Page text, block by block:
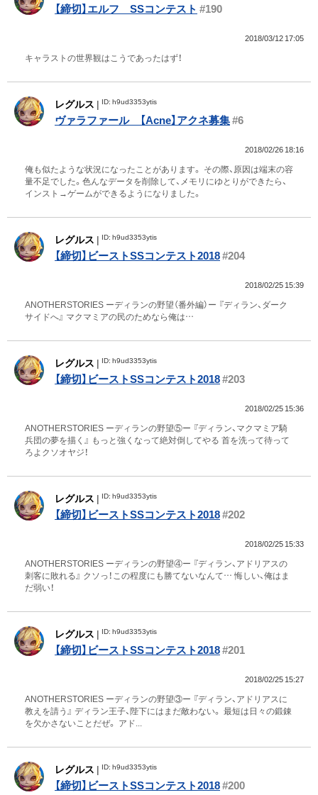
【締切】エルフ SSコンテスト #190
2018/03/12 17:05
キャラストの世界観はこうであったはず！
レグルス | ID: h9ud3353ytis
ヴァラファール 【Acne】アクネ募集#6
2018/02/26 18:16
俺も似たような状況になったことがあります。 その際、原因は端末の容
量不足でした。色んなデータを削除して、メモリにゆとりができたら、
インスト→ゲームができるようになりました。
レグルス | ID: h9ud3353ytis
【締切】ビーストSSコンテスト2018#204
2018/02/25 15:39
ANOTHERSTORIES ーディランの野望（番外編）ー 『ディラン、ダーク
サイドへ』 マクマミアの民のためなら俺は…
レグルス | ID: h9ud3353ytis
【締切】ビーストSSコンテスト2018#203
2018/02/25 15:36
ANOTHERSTORIES ーディランの野望⑤ー 『ディラン、マクマミア騎
兵団の夢を描く』 もっと強くなって絶対倒してやる 首を洗って待って
ろよクソオヤジ！
レグルス | ID: h9ud3353ytis
【締切】ビーストSSコンテスト2018#202
2018/02/25 15:33
ANOTHERSTORIES ーディランの野望④ー 『ディラン、アドリアスの
刺客に敗れる』 クソっ！この程度にも勝てないなんて… 悔しい、俺はま
だ弱い！
レグルス | ID: h9ud3353ytis
【締切】ビーストSSコンテスト2018#201
2018/02/25 15:27
ANOTHERSTORIES ーディランの野望③ー 『ディラン、アドリアスに
教えを請う』 ディラン王子、陛下にはまだ敵わない。 最短は日々の鍛錬
を欠かさないことだぜ。 アド...
レグルス | ID: h9ud3353ytis
【締切】ビーストSSコンテスト2018#200